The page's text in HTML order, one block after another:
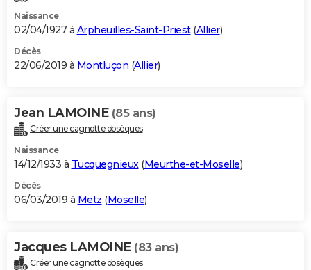
Naissance
02/04/1927 à Arpheuilles-Saint-Priest(Allier)
Décès
22/06/2019 à Montluçon (Allier)
Jean LAMOINE (85 ans)
Créer une cagnotte obsèques
Naissance
14/12/1933 à Tucquegnieux (Meurthe-et-Moselle)
Décès
06/03/2019 à Metz (Moselle)
Jacques LAMOINE (83 ans)
Créer une cagnotte obsèques